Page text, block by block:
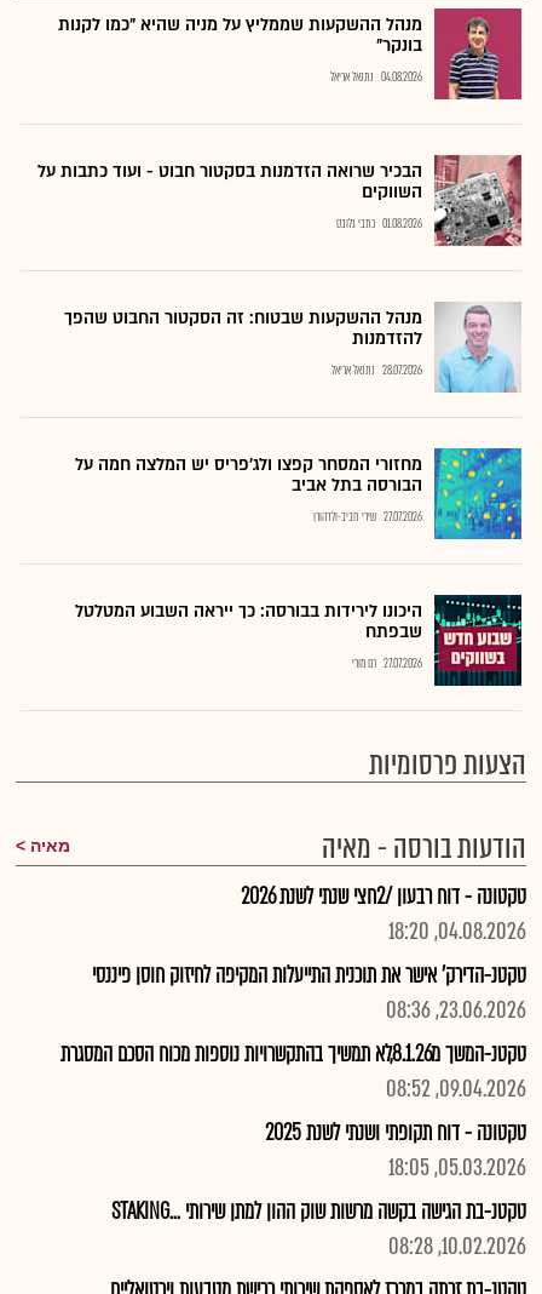
מנהל ההשקעות שממליץ על מניה שהיא "כמו לקנות
בונקר"
04.08.2026 נתנאל אריאל
הבכיר שרואה הזדמנות בסקטור חבוט - ועוד כתבות על
השווקים
01.08.2026 כתבי גלובס
מנהל ההשקעות שבטוח: זה הסקטור החבוט שהפך
להזדמנות
28.07.2026 נתנאל אריאל
מחזורי המסחר קפצו ולג'פריס יש המלצה חמה על
הבורסה בתל אביב
27.07.2026 שירי חביב-ולדהורן
היכונו לירידות בבורסה: כך ייראה השבוע המטלטל
שבפתח
27.07.2026 רם מורי
הצעות פרסומיות
הודעות בורסה - מאיה
מאיה
טקטונה - דוח רבעון /2חצי שנתי לשנת 2026
04.08.2026, 18:20
טקטנ-הדירק' אישר את תוכנית התייעלות המקיפה לחיזוק חוסן פיננסי
23.06.2026, 08:36
טקטנ-המשך מ8.1.26,לא תמשיך בהתקשרויות נוספות מכוח הסכם המסגרת
09.04.2026, 08:52
טקטונה - דוח תקופתי ושנתי לשנת 2025
05.03.2026, 18:05
טקטנ-בת הגישה בקשה מרשות שוק ההון למתן שירותי ...STAKING
10.02.2026, 08:28